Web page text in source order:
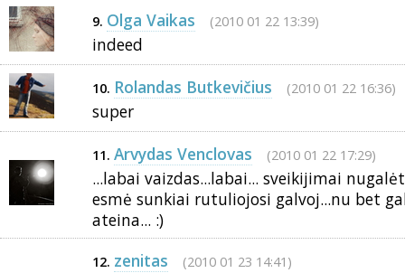
9. Olga Vaikas (2010 01 22 13:39)
indeed
10. Rolandas Butkevičius (2010 01 22 16:36)
super
11. Arvydas Venclovas (2010 01 22 17:29)
...labai vaizdas...labai... sveikijimai
esmė sunkiai rutuliojosi galvoj...nu bet
ateina... :)
12. zenitas (2010 01 23 14:41)